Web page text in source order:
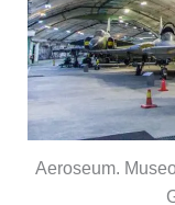
Aeroseum.